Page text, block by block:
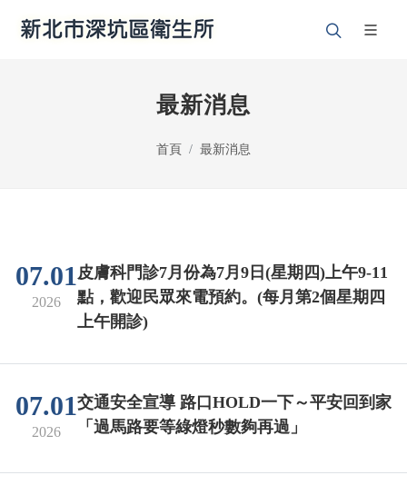
最新消息
首頁 最新消息
07.01
2026
皮膚科門診7月份為7月9日(星期四)上午9-11
點，歡迎民眾來電預約。(每月第2個星期四
上午開診)
07.01
2026
交通安全宣導 路口HOLD一下～平安回到家
「過馬路要等綠燈秒數夠再過」